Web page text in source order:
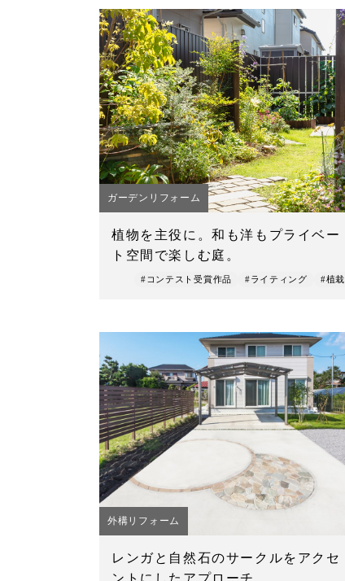
ガーデンリフォーム
植物を主役に。和も洋もプライベー
ト空間で楽しむ庭。
#コンテスト受賞作品 #ライティング #植栽
外構リフォーム
レンガと自然石のサークルをアクセ
ントにしたアプローチ